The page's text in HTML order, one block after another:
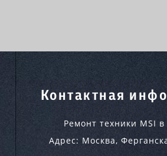
Контактная
Ремонт техники MSI
Адрес: Москва,